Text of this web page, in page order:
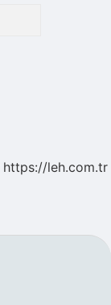
https://leh.com.tr